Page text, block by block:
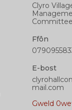
Clyro
Committee
Ffôn
E-bost
mail.com
Gweld